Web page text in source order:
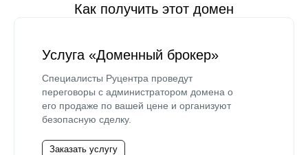
Как получить этот домен
Услуга «Доменный брокер»
Специалисты Руцентра проведут
переговоры с администратором домена о
его продаже по вашей цене и организуют
безопасную сделку.
Заказать услугу